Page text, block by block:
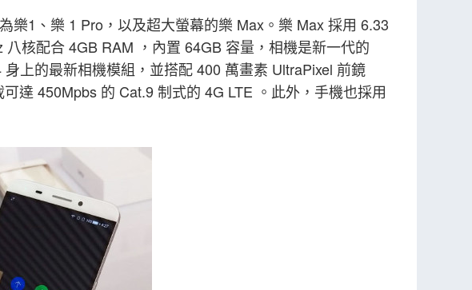
樂1、樂 1 Pro，以及超大螢幕的樂 Max。樂 Max 採用 6.33
核配合 4GB RAM ，內置 64GB 容量，相機是新一代的
上的最新相機模組，並搭配 400 萬畫素 UltraPixel 前鏡
達 450Mpbs 的 Cat.9 制式的 4G LTE 。此外，手機也採用